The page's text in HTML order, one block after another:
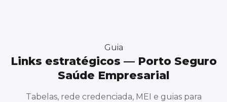
Guia
Links estratégicos — Porto Seguro
Saúde Empresarial
Tabelas, rede credenciada, MEI e guias para